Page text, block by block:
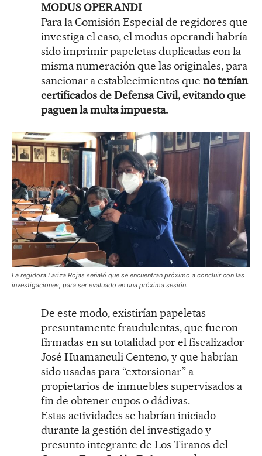
MODUS OPERANDI
Para la Comisión Especial de regidores que
investiga el caso, el modus operandi habría
sido imprimir papeletas duplicadas con la
misma numeración que las originales, para
sancionar a establecimientos que no tenían
certificados de Defensa Civil, evitando que
paguen la multa impuesta.
La regidora Lariza Rojas señaló que se encuentran próximo a concluir con las
investigaciones, para ser evaluado en una próxima sesión.
De este modo, existirían papeletas
presuntamente fraudulentas, que fueron
firmadas en su totalidad por el fiscalizador
José Huamanculi Centeno, y que habrían
sido usadas para “extorsionar” a
propietarios de inmuebles supervisados a
fin de obtener cupos o dádivas.
Estas actividades se habrían iniciado
durante la gestión del investigado y
presunto integrante de Los Tiranos del